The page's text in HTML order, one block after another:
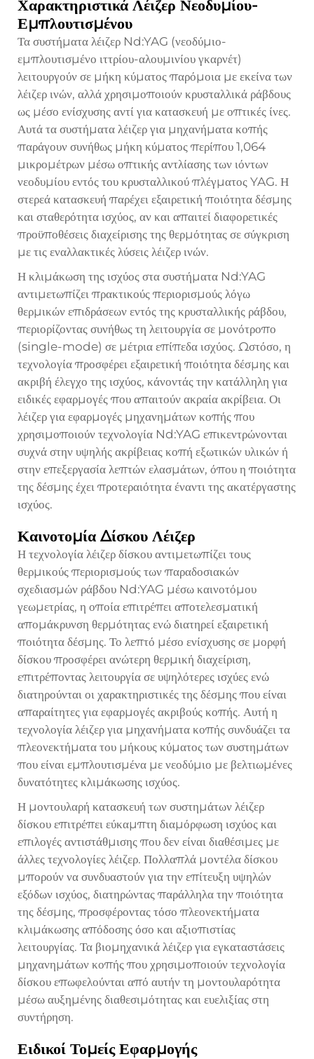
Χαρακτηριστικά Λέιζερ Νεοδυμίου-
Εμπλουτισμένου
Τα συστήματα λέιζερ Nd:YAG (νεοδύμιο-
εμπλουτισμένο ιττρίου-αλουμινίου γκαρνέτ)
λειτουργούν σε μήκη κύματος παρόμοια με εκείνα των
λέιζερ ινών, αλλά χρησιμοποιούν κρυσταλλικά ράβδους
ως μέσο ενίσχυσης αντί για κατασκευή με οπτικές ίνες.
Αυτά τα συστήματα λέιζερ για μηχανήματα κοπής
παράγουν συνήθως μήκη κύματος περίπου 1,064
μικρομέτρων μέσω οπτικής αντλίασης των ιόντων
νεοδυμίου εντός του κρυσταλλικού πλέγματος YAG. Η
στερεά κατασκευή παρέχει εξαιρετική ποιότητα δέσμης
και σταθερότητα ισχύος, αν και απαιτεί διαφορετικές
προϋποθέσεις διαχείρισης της θερμότητας σε σύγκριση
με τις εναλλακτικές λύσεις λέιζερ ινών.
Η κλιμάκωση της ισχύος στα συστήματα Nd:YAG
αντιμετωπίζει πρακτικούς περιορισμούς λόγω
θερμικών επιδράσεων εντός της κρυσταλλικής ράβδου,
περιορίζοντας συνήθως τη λειτουργία σε μονότροπο
(single-mode) σε μέτρια επίπεδα ισχύος. Ωστόσο, η
τεχνολογία προσφέρει εξαιρετική ποιότητα δέσμης και
ακριβή έλεγχο της ισχύος, κάνοντάς την κατάλληλη για
ειδικές εφαρμογές που απαιτούν ακραία ακρίβεια. Οι
λέιζερ για εφαρμογές μηχανημάτων κοπής που
χρησιμοποιούν τεχνολογία Nd:YAG επικεντρώνονται
συχνά στην υψηλής ακρίβειας κοπή εξωτικών υλικών ή
στην επεξεργασία λεπτών ελασμάτων, όπου η ποιότητα
της δέσμης έχει προτεραιότητα έναντι της ακατέργαστης
ισχύος.
Καινοτομία Δίσκου Λέιζερ
Η τεχνολογία λέιζερ δίσκου αντιμετωπίζει τους
θερμικούς περιορισμούς των παραδοσιακών
σχεδιασμών ράβδου Nd:YAG μέσω καινοτόμου
γεωμετρίας, η οποία επιτρέπει αποτελεσματική
απομάκρυνση θερμότητας ενώ διατηρεί εξαιρετική
ποιότητα δέσμης. Το λεπτό μέσο ενίσχυσης σε μορφή
δίσκου προσφέρει ανώτερη θερμική διαχείριση,
επιτρέποντας λειτουργία σε υψηλότερες ισχύες ενώ
διατηρούνται οι χαρακτηριστικές της δέσμης που είναι
απαραίτητες για εφαρμογές ακριβούς κοπής. Αυτή η
τεχνολογία λέιζερ για μηχανήματα κοπής συνδυάζει τα
πλεονεκτήματα του μήκους κύματος των συστημάτων
που είναι εμπλουτισμένα με νεοδύμιο με βελτιωμένες
δυνατότητες κλιμάκωσης ισχύος.
Η μοντουλαρή κατασκευή των συστημάτων λέιζερ
δίσκου επιτρέπει εύκαμπτη διαμόρφωση ισχύος και
επιλογές αντιστάθμισης που δεν είναι διαθέσιμες με
άλλες τεχνολογίες λέιζερ. Πολλαπλά μοντέλα δίσκου
μπορούν να συνδυαστούν για την επίτευξη υψηλών
εξόδων ισχύος, διατηρώντας παράλληλα την ποιότητα
της δέσμης, προσφέροντας τόσο πλεονεκτήματα
κλιμάκωσης απόδοσης όσο και αξιοπιστίας
λειτουργίας. Τα βιομηχανικά λέιζερ για εγκαταστάσεις
μηχανημάτων κοπής που χρησιμοποιούν τεχνολογία
δίσκου επωφελούνται από αυτήν τη μοντουλαρότητα
μέσω αυξημένης διαθεσιμότητας και ευελιξίας στη
συντήρηση.
Ειδικοί Τομείς Εφαρμογής